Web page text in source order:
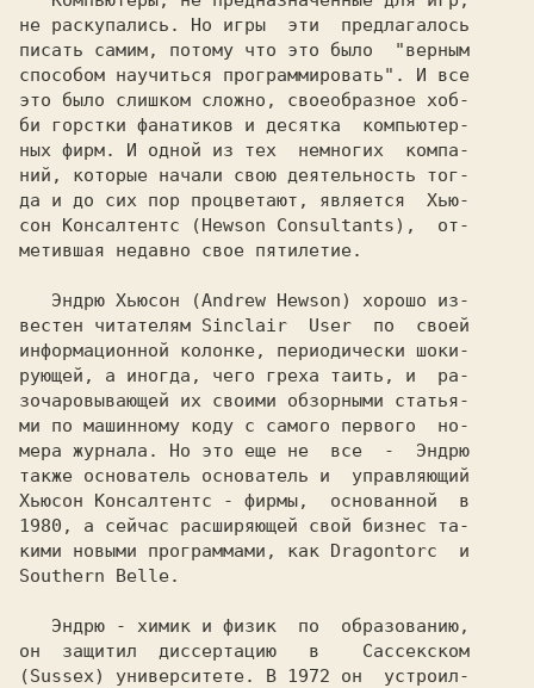
не раскупались. Hо игры  эти  предлагалось
писать самим, потому что это было  "верным
способом научиться программировать". И все
это было слишком сложно, своеобразное хоб-
би горстки фанатиков и десятка  компьютер-
ных фирм. И одной из тех  немногих  компа-
ний, которые начали свою деятельность тог-
да и до сих пор процветают, является Хью-
сон Консалтентс (Hewson Consultants), от-
метившая недавно свое пятилетие.
Эндрю Хьюсон (Andrew Hewson) хорошо из-
вестен читателям Sinclair  User по  своей
информационной колонке, периодически шоки-
рующей, а иногда, чего греха таить, и  ра-
зочаровывающей их своими обзорными статья-
ми по машинному коду с самого первого  но-
мера журнала. Hо это еще не  все  -
Хьюсон Консалтентс - фирмы,  основанной  в
1980, а сейчас расширяющей свой бизнес та-
кими новыми программами, как Dragontorc
Southern Belle.
   Эндрю
- химик и физик  по  образованию,
он  защитил  диссертацию   в    Сассекском
(Sussex) университете. В 1972 он  устроил-